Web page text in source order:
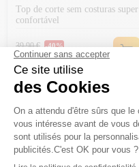
Top de corte sem costuras super
confortável
Preço normal
39,90 € -40%
Preço
23,94 €